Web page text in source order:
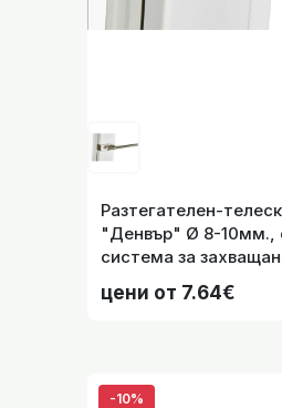
Разтегателен-
"Денвър" Ø 8-10мм.,
система за
подходящ само за
размери от 45 до
цени от 7.64€
-10%